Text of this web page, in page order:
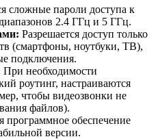
сложные пароли доступа к
2.4 ГГц и 5 ГГц.
Разрешается доступ только
(смартфоны, ноутбуки, ТВ),
подключения.
При необходимости
роутинг, настраиваются
чтобы видеозвонки не
файлов).
программное обеспечение
версии.